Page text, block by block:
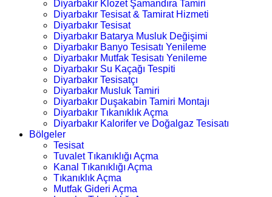
Diyarbakır Klozet Şamandıra Tamiri
Diyarbakır Tesisat & Tamirat Hizmeti
Diyarbakır Tesisat
Diyarbakır Batarya Musluk Değişimi
Diyarbakır Banyo Tesisatı Yenileme
Diyarbakır Mutfak Tesisatı Yenileme
Diyarbakır Su Kaçağı Tespiti
Diyarbakır Tesisatçı
Diyarbakır Musluk Tamiri
Diyarbakır Duşakabin Tamiri Montajı
Diyarbakır Tıkanıklık Açma
Diyarbakır Kalorifer ve Doğalgaz Tesisatı
Bölgeler
Tesisat
Tuvalet Tıkanıklığı Açma
Kanal Tıkanıklığı Açma
Tıkanıklık Açma
Mutfak Gideri Açma